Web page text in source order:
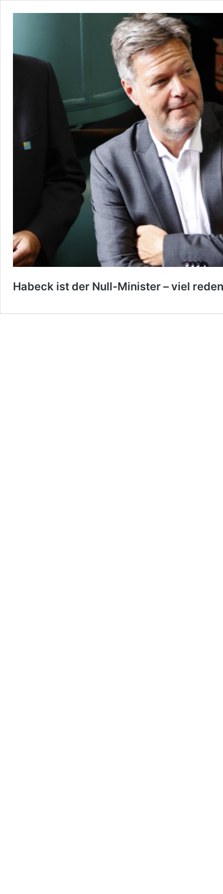
Habeck ist der Null-Minister – viel